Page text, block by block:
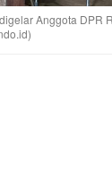
Anggota DPR